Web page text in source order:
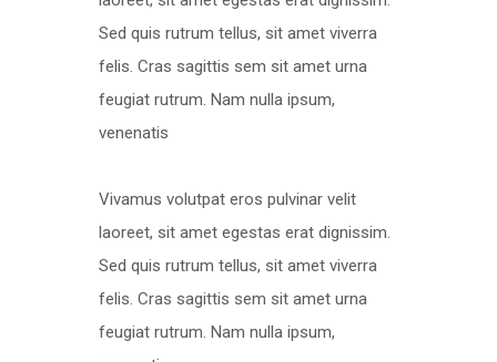
Sed quis rutrum tellus, sit amet viverra
felis. Cras sagittis sem sit amet urna
feugiat rutrum. Nam nulla ipsum,
venenatis
Vivamus volutpat eros pulvinar velit
laoreet, sit amet egestas erat dignissim.
Sed quis rutrum tellus, sit amet viverra
felis. Cras sagittis sem sit amet urna
feugiat rutrum. Nam nulla ipsum,